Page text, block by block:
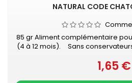
NATURAL CODE
85 gr Aliment complémentaire
(4 à 12 mois). Sans
Amidon de
Prix
1,65 €